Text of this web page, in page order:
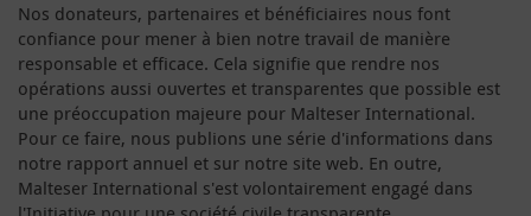
Nos donateurs, partenaires et bénéficiaires nous font
confiance pour mener à bien notre travail de manière
responsable et efficace. Cela signifie que rendre nos
opérations aussi ouvertes et transparentes que possible est
une préoccupation majeure pour Malteser International.
Pour ce faire, nous publions une série d'informations dans
notre rapport annuel et sur notre site web. En outre,
Malteser International s'est volontairement engagé dans